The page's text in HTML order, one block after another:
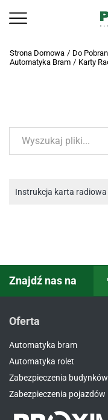
Strona Domowa / Do
Automatyka Bram / Karty
Instrukcja karta radiowa
Znajdź nas na
Oferta
Automatyka bram
Automatyka rolet
Zabezpieczenia budynków
Zabezpieczenia pojazdów